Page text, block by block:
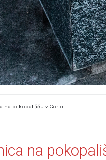
na pokopališču v Gorici
na